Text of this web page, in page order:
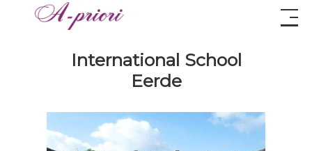
International School
Eerde